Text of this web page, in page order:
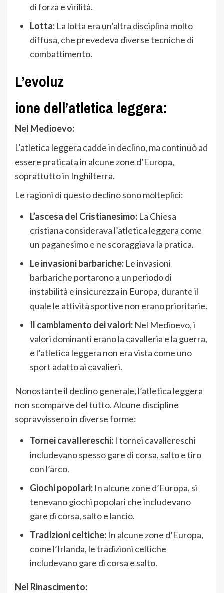
di forza e virilità.
Lotta: La lotta era un’altra disciplina molto
diffusa, che prevedeva diverse tecniche di
combattimento.
L’evoluz
ione dell’atletica leggera:
Nel Medioevo:
L’atletica leggera cadde in declino, ma continuò ad
essere praticata in alcune zone d’Europa,
soprattutto in Inghilterra.
Le ragioni di questo declino sono molteplici:
L’ascesa del Cristianesimo: La Chiesa
cristiana considerava l’atletica leggera come
un paganesimo e ne scoraggiava la pratica.
Le invasioni barbariche: Le invasioni
barbariche portarono a un periodo di
instabilità e insicurezza in Europa, durante il
quale le attività sportive non erano prioritarie.
Il cambiamento dei valori: Nel Medioevo, i
valori dominanti erano la cavalleria e la guerra,
e l’atletica leggera non era vista come uno
sport adatto ai cavalieri.
Nonostante il declino generale, l’atletica leggera
non scomparve del tutto. Alcune discipline
sopravvissero in diverse forme:
Tornei cavallereschi: I tornei cavallereschi
includevano spesso gare di corsa, salto e tiro
con l’arco.
Giochi popolari: In alcune zone d’Europa, si
tenevano giochi popolari che includevano
gare di corsa, salto e lancio.
Tradizioni celtiche: In alcune zone d’Europa,
come l’Irlanda, le tradizioni celtiche
includevano gare di corsa e salto.
Nel Rinascimento: